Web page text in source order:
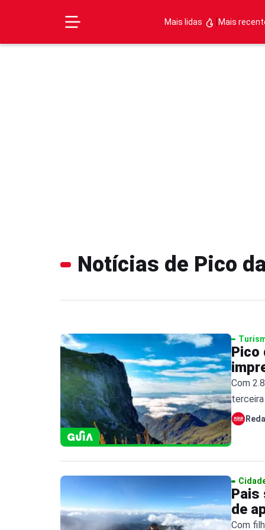
Mais lidas |Mais
Notícias de Pico
Pico
Com
Pais
de
Com